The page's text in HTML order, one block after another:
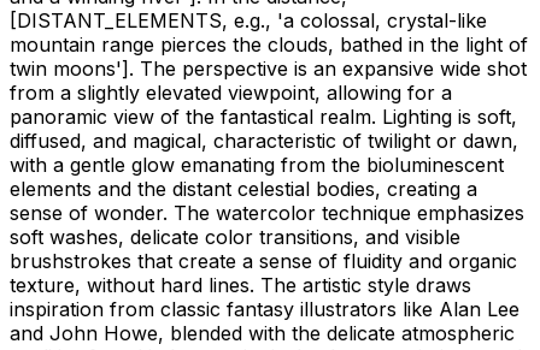
[DISTANT_ELEMENTS, e.g., 'a colossal, crystal-like
mountain range pierces the clouds, bathed in the light of
twin moons']. The perspective is an expansive wide shot
from a slightly elevated viewpoint, allowing for a
panoramic view of the fantastical realm. Lighting is soft,
diffused, and magical, characteristic of twilight or dawn,
with a gentle glow emanating from the bioluminescent
elements and the distant celestial bodies, creating a
sense of wonder. The watercolor technique emphasizes
soft washes, delicate color transitions, and visible
brushstrokes that create a sense of fluidity and organic
texture, without hard lines. The artistic style draws
inspiration from classic fantasy illustrators like Alan Lee
and John Howe, blended with the delicate atmospheric